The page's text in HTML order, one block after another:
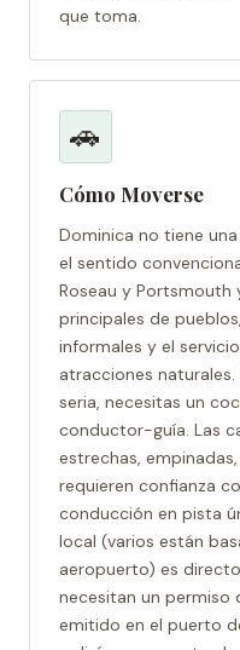
que toma.
🚗
Cómo Moverse
Dominica no tiene
el sentido
Roseau y Portsmouth
principales de
informales y el
atracciones naturales.
seria, necesitas un
conductor-guía. Las
estrechas,
requieren confianza
conducción en pista
local (varios están
aeropuerto) es
necesitan un permiso
emitido en el puerto